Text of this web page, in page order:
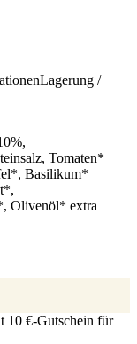
Lagerung /
Tomaten*
Basilikum*
Olivenöl* extra
10 €-Gutschein für